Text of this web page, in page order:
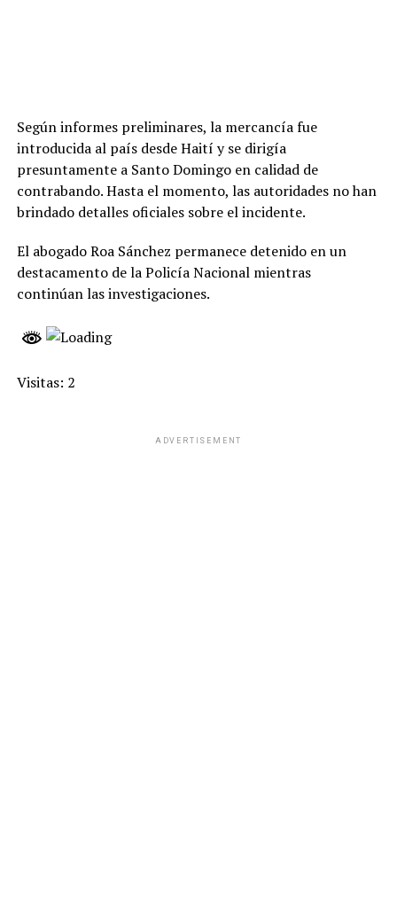
Según informes preliminares, la mercancía fue
introducida al país desde Haití y se dirigía
presuntamente a Santo Domingo en calidad de
contrabando. Hasta el momento, las autoridades no han
brindado detalles oficiales sobre el incidente.
El abogado Roa Sánchez permanece detenido en un
destacamento de la Policía Nacional mientras
continúan las investigaciones.
Visitas: 2
ADVERTISEMENT